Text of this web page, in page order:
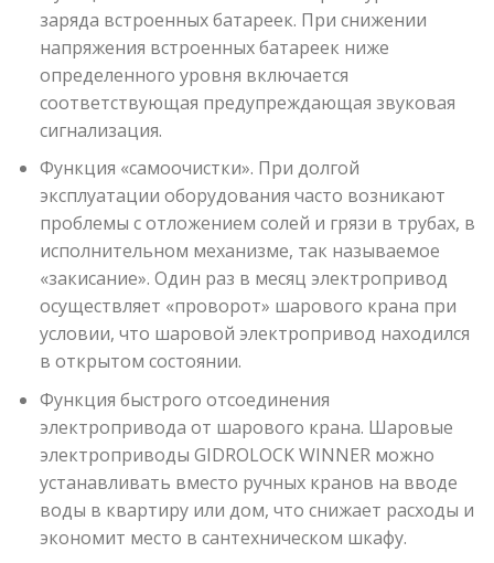
заряда встроенных батареек. При снижении
напряжения встроенных батареек ниже
определенного уровня включается
соответствующая предупреждающая звуковая
сигнализация.
Функция «самоочистки». При долгой
эксплуатации оборудования часто возникают
проблемы с отложением солей и грязи в трубах, в
исполнительном механизме, так называемое
«закисание». Один раз в месяц электропривод
осуществляет «проворот» шарового крана при
условии, что шаровой электропривод находился
в открытом состоянии.
Функция быстрого отсоединения
электропривода от шарового крана. Шаровые
электроприводы GIDROLOCK WINNER можно
устанавливать вместо ручных кранов на вводе
воды в квартиру или дом, что снижает расходы и
экономит место в сантехническом шкафу.